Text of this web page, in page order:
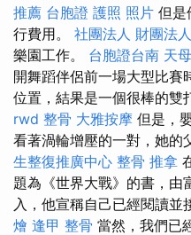
推薦 台胞證 護照 照片 但是
行費用。 社團法人 財團法人
樂園工作。 台胞證台南 天
開舞蹈伴侶前一場大型比賽
位置，結果是一個很棒的雙
rwd 整骨 大雅按摩 但是，
看著渦輪增壓的一對，她的
生整復推廣中心 整骨 推拿
題為《世界大戰》的書，由
入，他宣稱自己已經閱讀並
燴 逢甲 整骨 當然，我們已